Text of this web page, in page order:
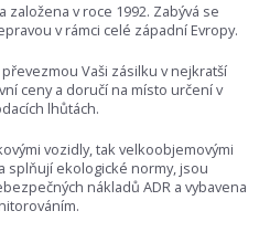
v roce 1992. Zabývá se
v rámci celé západní Evropy.
Vaši zásilku v nejkratší
ceny a doručí na místo určení v
lhůtách.
vozidly, tak velkoobjemovými
splňují ekologické normy, jsou
nákladů ADR a vybavena